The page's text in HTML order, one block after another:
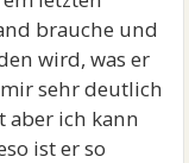
brauche und
wird, was er
sehr deutlich
aber ich kann
ist er so